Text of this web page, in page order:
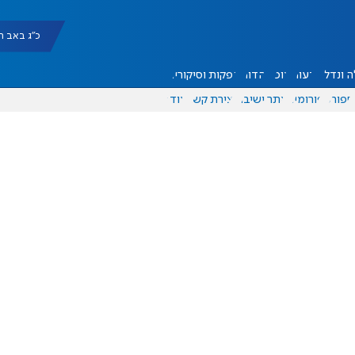
כ"ג באב תשפ"ו
ונדל"ן דעות אוכל יהדות הפקות וסיקורים
ספורט פורומים אתר ישיבה יצירת קשר עוד